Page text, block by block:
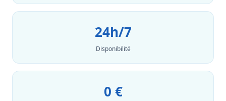
24h/7
Disponibilité
0 €